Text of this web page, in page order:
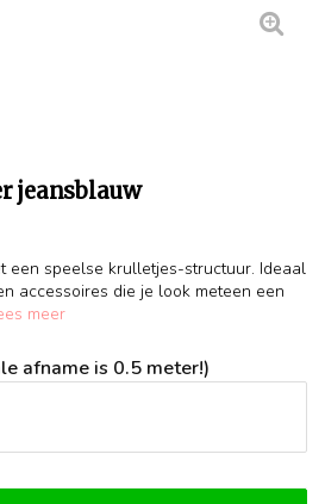
jeansblauw
een speelse krulletjes-structuur. Ideaal
accessoires die je look meteen een
meer
afname is 0.5 meter!)